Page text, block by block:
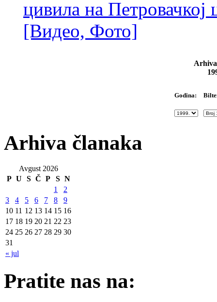
цивила на Петровачкој
[Видео, Фото]
Godina:
Arhiva članaka
Avgust 2026
P U S Č P S N
« jul
1
2
3
4 5 6 7 8
9
10 11 12 13 14 15 16
17 18 19 20 21 22 23
24 25 26 27 28 29 30
31
Pratite nas na: